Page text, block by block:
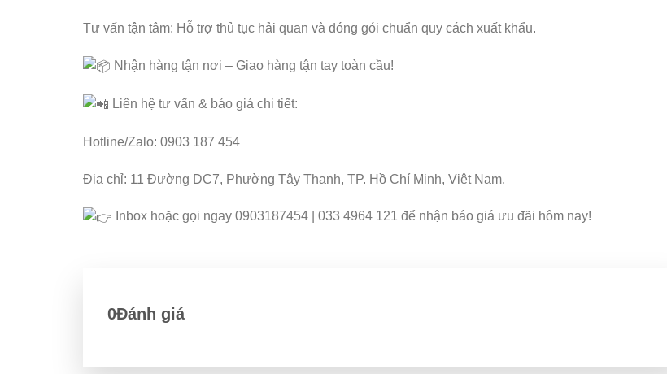
Tư vấn tận tâm: Hỗ trợ thủ tục hải quan và đóng gói chuẩn quy cách xuất khẩu.
Nhận hàng tận nơi – Giao hàng tận tay toàn cầu!
Liên hệ tư vấn & báo giá chi tiết:
Hotline/Zalo: 0903 187 454
Địa chỉ: 11 Đường DC7, Phường Tây Thạnh, TP. Hồ Chí Minh, Việt Nam.
Inbox hoặc gọi ngay 0903187454 | 033 4964 121 để nhận báo giá ưu đãi hôm nay!
0Đánh giá